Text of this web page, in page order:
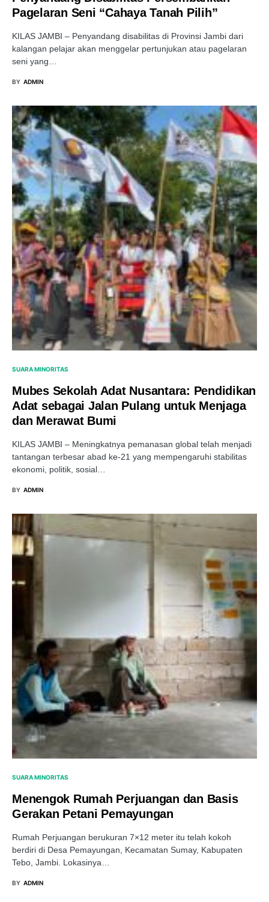
Pagelaran Seni “Cahaya Tanah Pilih”
KILAS JAMBI – Penyandang disabilitas di Provinsi Jambi dari
kalangan pelajar akan menggelar pertunjukan atau pagelaran
seni yang…
BY ADMIN
SUARA MINORITAS
Mubes Sekolah Adat Nusantara: Pendidikan
Adat sebagai Jalan Pulang untuk Menjaga
dan Merawat Bumi
KILAS JAMBI – Meningkatnya pemanasan global telah menjadi
tantangan terbesar abad ke-21 yang mempengaruhi stabilitas
ekonomi, politik, sosial…
BY ADMIN
SUARA MINORITAS
Menengok Rumah Perjuangan dan Basis
Gerakan Petani Pemayungan
Rumah Perjuangan berukuran 7×12 meter itu telah kokoh
berdiri di Desa Pemayungan, Kecamatan Sumay, Kabupaten
Tebo, Jambi. Lokasinya…
BY ADMIN